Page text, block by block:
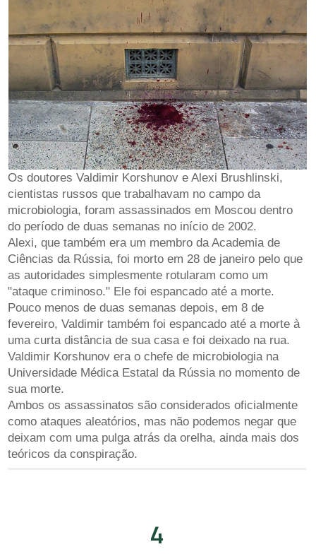
Os doutores Valdimir Korshunov e Alexi Brushlinski,
cientistas russos que trabalhavam no campo da
microbiologia, foram assassinados em Moscou dentro
do período de duas semanas no início de 2002.
Alexi, que também era um membro da Academia de
Ciências da Rússia, foi morto em 28 de janeiro pelo que
as autoridades simplesmente rotularam como um
"ataque criminoso." Ele foi espancado até a morte.
Pouco menos de duas semanas depois, em 8 de
fevereiro, Valdimir também foi espancado até a morte à
uma curta distância de sua casa e foi deixado na rua.
Valdimir Korshunov era o chefe de microbiologia na
Universidade Médica Estatal da Rússia no momento de
sua morte.
Ambos os assassinatos são considerados oficialmente
como ataques aleatórios, mas não podemos negar que
deixam com uma pulga atrás da orelha, ainda mais dos
teóricos da conspiração.
4